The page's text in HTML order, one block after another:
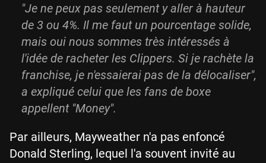
"Je ne peux pas seulement y aller à hauteur
de 3 ou 4%. Il me faut un pourcentage solide,
mais oui nous sommes très intéressés à
l'idée de racheter les Clippers. Si je rachète la
franchise, je n'essaierai pas de la délocaliser",
a expliqué celui que les fans de boxe
appellent "Money".
Par ailleurs, Mayweather n'a pas enfoncé
Donald Sterling, lequel l'a souvent invité au